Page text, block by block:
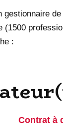
gestionnaire
(1500
:
Contrat à